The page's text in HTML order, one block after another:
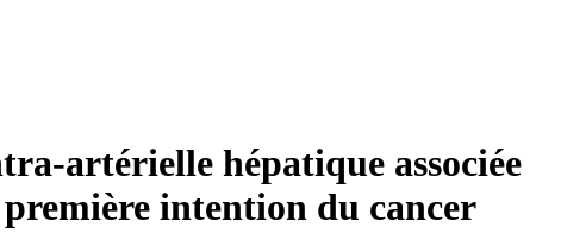
artérielle hépatique associée
intention du cancer